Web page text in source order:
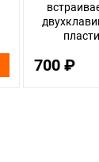
700 ₽